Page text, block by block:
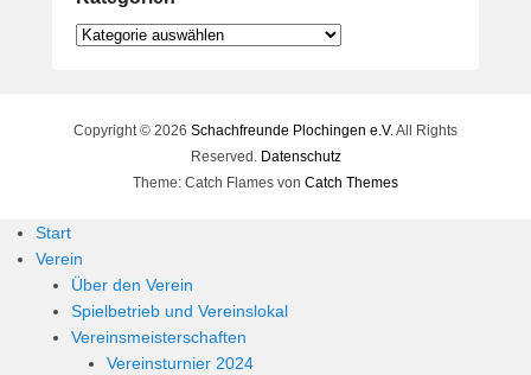
Kategorien
Copyright © 2026 Schachfreunde Plochingen e.V. All Rights
Reserved. Datenschutz
Theme: Catch Flames von Catch Themes
Start
Verein
Über den Verein
Spielbetrieb und Vereinslokal
Vereinsmeisterschaften
Vereinsturnier 2024